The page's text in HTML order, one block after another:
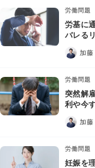
交通事故
労働問題
債権回収
IT・ネット
労働問題
労基に
バレる
加藤
労働問題
突然解
利や今
加藤
労働問題
妊娠を